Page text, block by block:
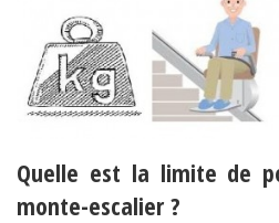
Quelle est la limite de
monte-escalier ?